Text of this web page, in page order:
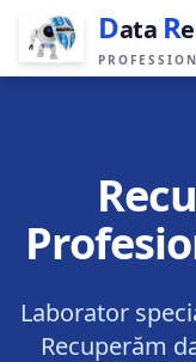
Data R
Laborator
Recuperăm